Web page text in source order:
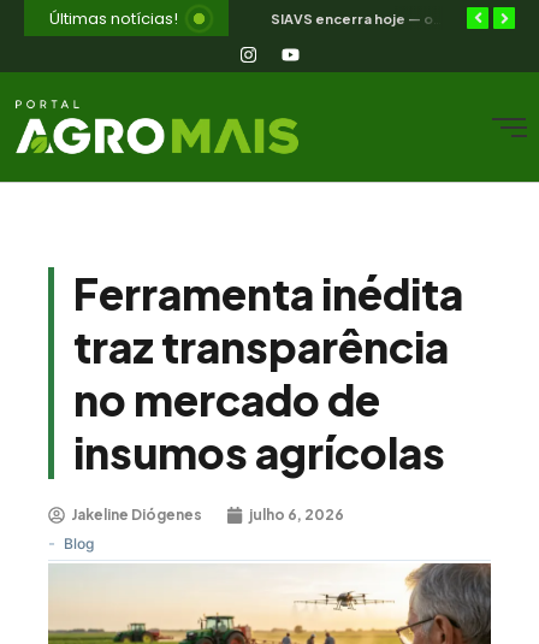
Últimas notícias!
Ferramenta inédita
traz transparência
no mercado de
insumos agrícolas
Jakeline Diógenes julho 6, 2026
- Blog